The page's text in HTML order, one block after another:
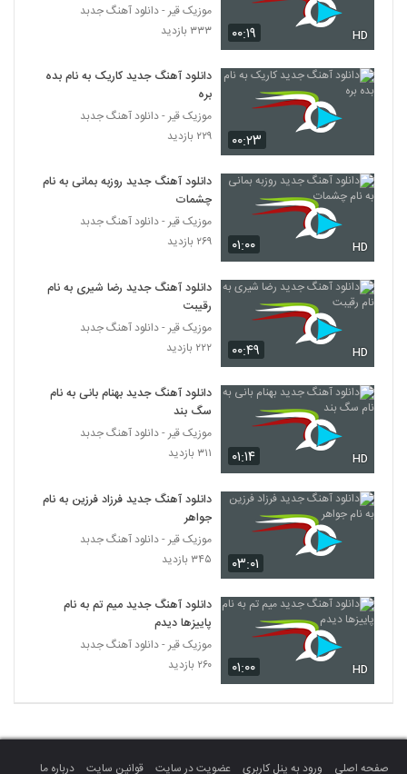
5107
دانلود آهنگ دیوونه ی مادرزاد از مهدی نظری
نژاد
۲۸۹ بازدید
دانلود آهنگ دلشوره از ماهور به همراه متن
5109
۲۵۳ بازدید
آهنگ توحید(I) بنام برو
۲۶۱ بازدید
Karami Khoobe Man)
۲۶۰ بازدید
5112
Sebastiansen Dokhtaram)
5113
Daram
Hamed Akbarpoor Jane Har 2 Moon
5115
وحید فرضی آهنگ سنه حیران
۳۹۶ بازدید
Bargard)
5117
Amir Khamseh Zakhm
۰۰:۱۹ HD
موزیک قیر - دانلود آهنگ جدبد
۳۳۳ بازدید
۰۰:۲۳
دانلود آهنگ جدید کاریک به نام بده
بره
موزیک قیر - دانلود آهنگ جدبد
۲۲۹ بازدید
۰۱:۰۰ HD
دانلود آهنگ جدید روزبه بمانی به نام
چشمات
موزیک قیر - دانلود آهنگ جدبد
۲۶۹ بازدید
۰۰:۴۹ HD
دانلود آهنگ جدید رضا شیری به نام
رقیبت
موزیک قیر - دانلود آهنگ جدبد
۲۲۲ بازدید
۰۱:۱۴ HD
دانلود آهنگ جدید بهنام بانی به نام
سگ بند
موزیک قیر - دانلود آهنگ جدبد
۳۱۱ بازدید
۰۳:۰۱
دانلود آهنگ جدید فرزاد فرزین به نام
جواهر
موزیک قیر - دانلود آهنگ جدبد
۳۴۵ بازدید
۰۱:۰۰ HD
دانلود آهنگ جدید میم تم به نام
پاییزها دیدم
موزیک قیر - دانلود آهنگ جدبد
۲۶۰ بازدید
صفحه اصلی ورود به پنل کاربری عضویت در سایت قوانین سایت درباره ما